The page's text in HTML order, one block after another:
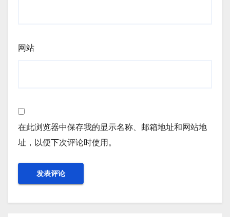
网站
在此浏览器中保存我的显示名称、邮箱地址和网站地
址，以便下次评论时使用。